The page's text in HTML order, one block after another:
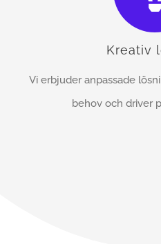
Kreativ
Vi erbjuder anpassade
behov och driver